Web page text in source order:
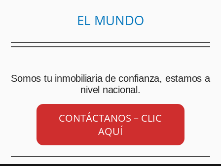
EL MUNDO
Somos tu inmobiliaria de confianza, estamos a
nivel nacional.
CONTÁCTANOS – CLIC
AQUÍ